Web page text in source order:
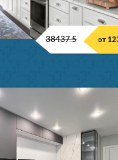
38437.5 от